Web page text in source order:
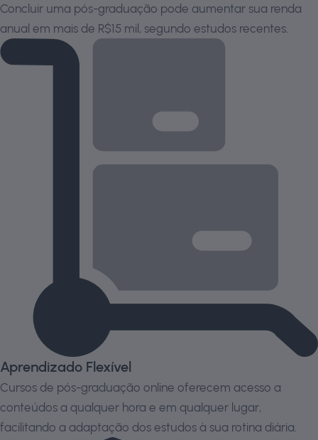
Concluir uma pós-graduação pode aumentar sua renda
anual em mais de R$15 mil, segundo estudos recentes.
Aprendizado Flexível
Cursos de pós-graduação online oferecem acesso a
conteúdos a qualquer hora e em qualquer lugar,
facilitando a adaptação dos estudos à sua rotina diária.